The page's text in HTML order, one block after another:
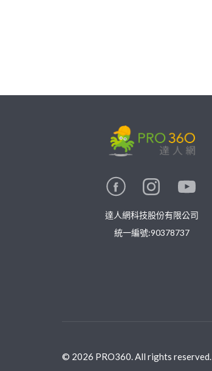
達人網科技股份有限公司
統一編號:90378737
© 2026 PRO360. All rights reserved.